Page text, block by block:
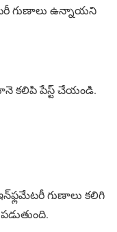
గుణాలు ఉన్నాయని
కలిపి పేస్ట్ చేయండి.
గుణాలు కలిగి